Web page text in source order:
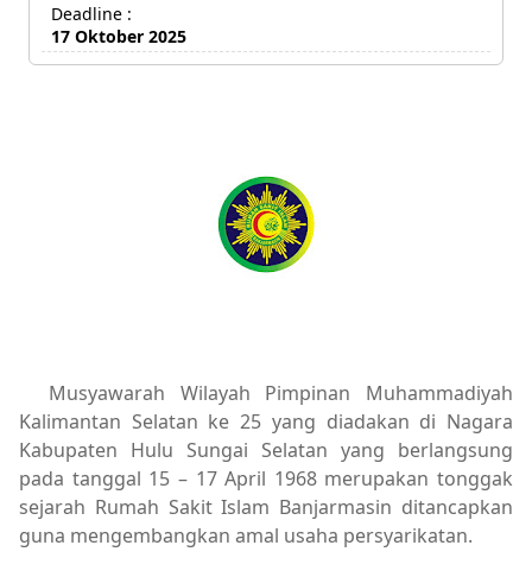
Deadline :
17 Oktober 2025
Musyawarah Wilayah Pimpinan Muhammadiyah
Kalimantan Selatan ke 25 yang diadakan di Nagara
Kabupaten Hulu Sungai Selatan yang berlangsung
pada tanggal 15 – 17 April 1968 merupakan tonggak
sejarah Rumah Sakit Islam Banjarmasin ditancapkan
guna mengembangkan amal usaha persyarikatan.